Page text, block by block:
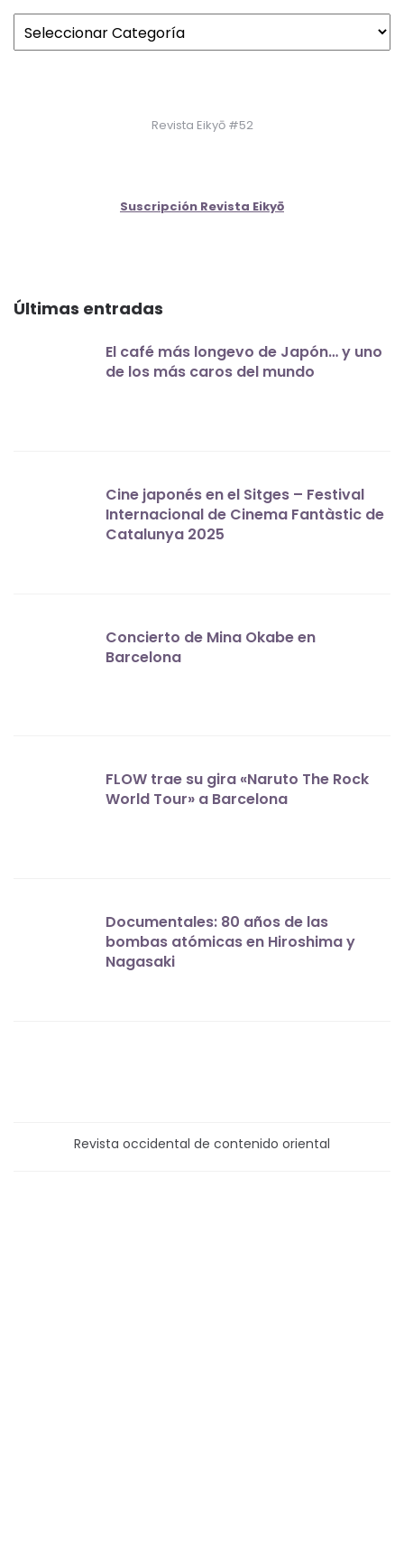
Revista Eikyō #52
Suscripción Revista Eikyō
Últimas entradas
El café más longevo de Japón… y uno
de los más caros del mundo
Cine japonés en el Sitges – Festival
Internacional de Cinema Fantàstic de
Catalunya 2025
Concierto de Mina Okabe en
Barcelona
FLOW trae su gira «Naruto The Rock
World Tour» a Barcelona
Documentales: 80 años de las
bombas atómicas en Hiroshima y
Nagasaki
Revista occidental de contenido oriental